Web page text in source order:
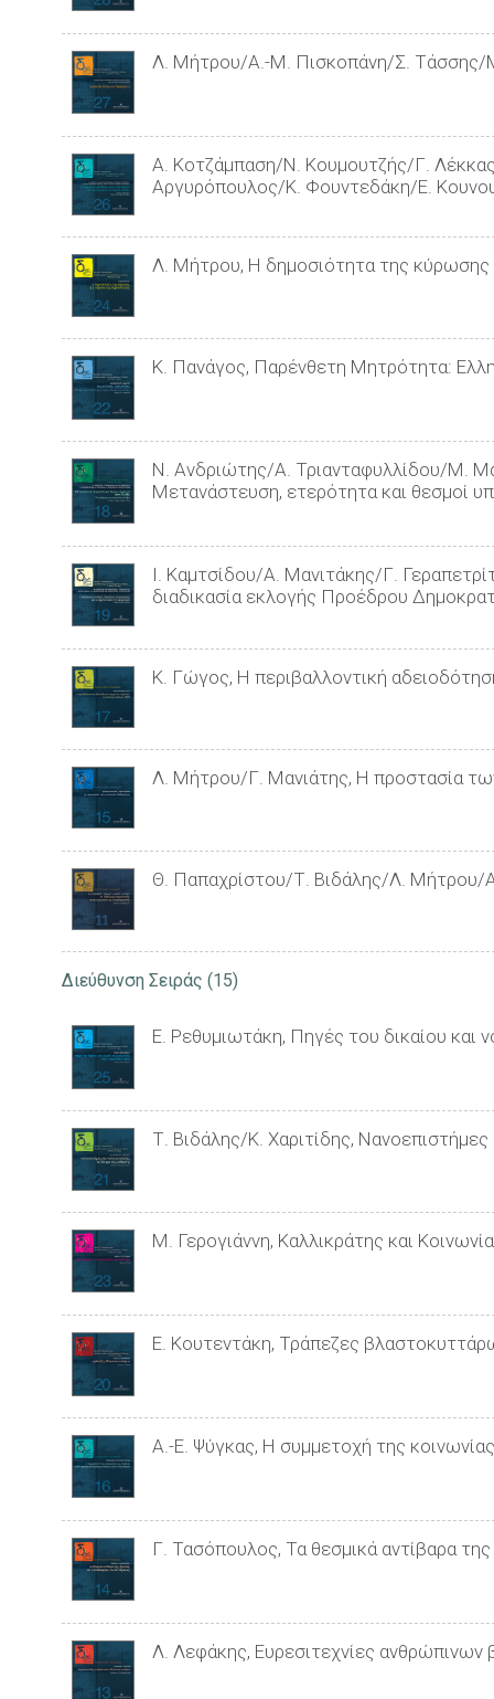
Λ. Μήτρου/Α.-Μ. Πισκοπάνη/Σ. Τάσσης/
Α. Κοτζάμπαση/Ν. Κουμουτζής/Γ.
Αργυρόπουλος/Κ. Φουντεδάκη/Ε.
Λ. Μήτρου, Η δημοσιότητα της
Κ. Πανάγος, Παρένθετη Μητρότητα:
Ν. Ανδριώτης/Α. Τριανταφυλλίδου/Μ.
Μετανάστευση, ετερότητα και θεσμοί
Ι. Καμτσίδου/Α. Μανιτάκης/Γ.
διαδικασία εκλογής Προέδρου
Κ. Γώγος, Η περιβαλλοντική
Λ. Μήτρου/Γ. Μανιάτης, Η προστασία
Θ. Παπαχρίστου/Τ. Βιδάλης/Λ. Μήτρου/
Διεύθυνση Σειράς (15)
Ε. Ρεθυμιωτάκη, Πηγές του δικαίου και
Τ. Βιδάλης/Κ. Χαριτίδης, Νανοεπιστήμες
Μ. Γερογιάννη, Καλλικράτης και
Ε. Κουτεντάκη, Τράπεζες
Α.-Ε. Ψύγκας, Η συμμετοχή της
Γ. Τασόπουλος, Τα θεσμικά αντίβαρα
Λ. Λεφάκης, Ευρεσιτεχνίες